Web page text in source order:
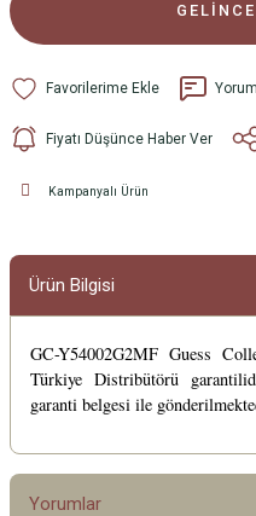
Fiyatı Düşünce Haber Ver
Kampanyalı Ürün
Ürün Bilgisi
GC-Y54002G2MF Guess
Türkiye Distribütörü
garanti belgesi ile
Yorumlar